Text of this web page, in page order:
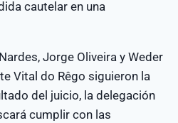
cautelar en una
Jorge Oliveira y Weder
Vital do Rêgo siguieron la
del juicio, la delegación
cumplir con las